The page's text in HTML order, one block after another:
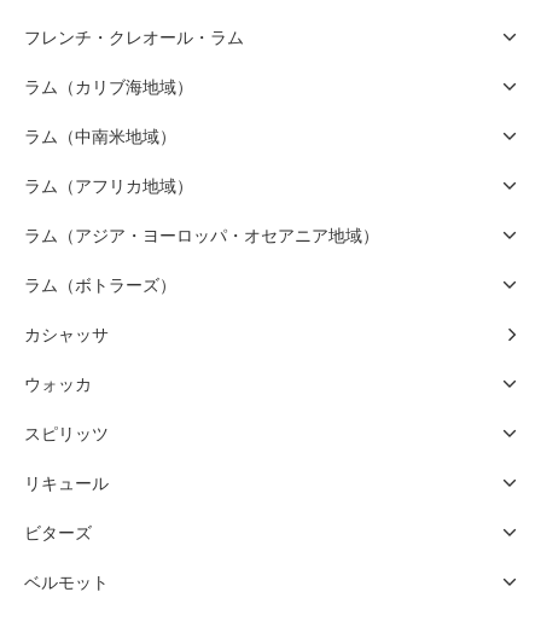
フレンチ・クレオール・ラム
ラム（カリブ海地域）
ラム（中南米地域）
ラム（アフリカ地域）
ラム（アジア・ヨーロッパ・オセアニア地域）
ラム（ボトラーズ）
カシャッサ
ウォッカ
スピリッツ
リキュール
ビターズ
ベルモット